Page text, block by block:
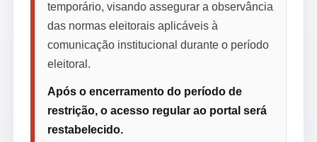
temporário, visando assegurar a observância
das normas eleitorais aplicáveis à
comunicação institucional durante o período
eleitoral.
Após o encerramento do período de
restrição, o acesso regular ao portal será
restabelecido.